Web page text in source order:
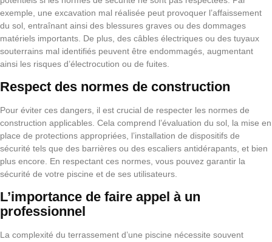
exemple, une excavation mal réalisée peut provoquer l’affaissement
du sol, entraînant ainsi des blessures graves ou des dommages
matériels importants. De plus, des câbles électriques ou des tuyaux
souterrains mal identifiés peuvent être endommagés, augmentant
ainsi les risques d’électrocution ou de fuites.
Respect des normes de construction
Pour éviter ces dangers, il est crucial de respecter les normes de
construction applicables. Cela comprend l’évaluation du sol, la mise en
place de protections appropriées, l’installation de dispositifs de
sécurité tels que des barrières ou des escaliers antidérapants, et bien
plus encore. En respectant ces normes, vous pouvez garantir la
sécurité de votre piscine et de ses utilisateurs.
L’importance de faire appel à un
professionnel
La complexité du terrassement d’une piscine nécessite souvent